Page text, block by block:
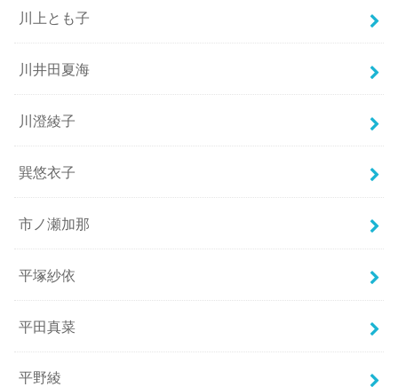
川上とも子
川井田夏海
川澄綾子
巽悠衣子
市ノ瀬加那
平塚紗依
平田真菜
平野綾